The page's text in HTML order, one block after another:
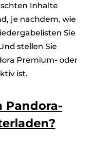
Inhalte
je nachdem, wie
Sie
stellen Sie
Premium- oder
ist.
Pandora-